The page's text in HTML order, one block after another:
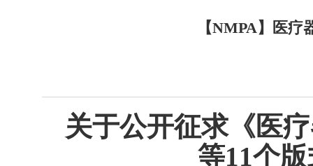
【NMPA】医
关于公开征求《医
等11个